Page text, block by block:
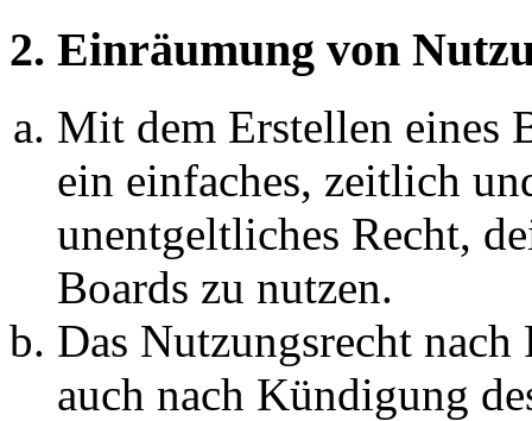
2. Einräumung von
Mit dem Erstellen eines
ein einfaches, zeitlich
unentgeltliches Recht,
Boards zu nutzen.
Das Nutzungsrecht
auch nach Kündigung